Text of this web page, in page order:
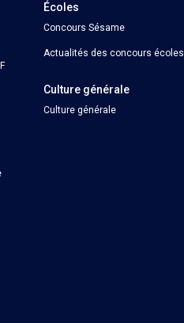
Écoles
Concours Sésame
Actualités des concours écoles
Culture générale
Culture générale